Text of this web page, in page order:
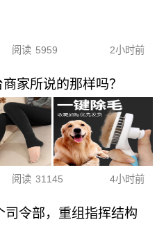
阅读 5959 2小时前
家所说的那样吗？
阅读 31145 4小时前
令部，重组指挥结构